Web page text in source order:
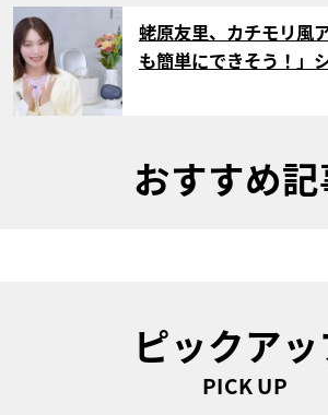
サムネイル
蛯原友里、カチモリ風
も簡単にできそう！」
おすすめ
ピックア
PICK UP